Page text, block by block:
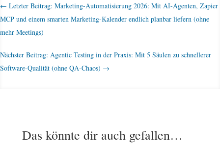
← Letzter Beitrag: Marketing-Automatisierung 2026: Mit AI-Agenten, Zapier
MCP und einem smarten Marketing-Kalender endlich planbar liefern (ohne
mehr Meetings)
Nächster Beitrag: Agentic Testing in der Praxis: Mit 5 Säulen zu schnellerer
Software-Qualität (ohne QA-Chaos) →
Das könnte dir auch gefallen…